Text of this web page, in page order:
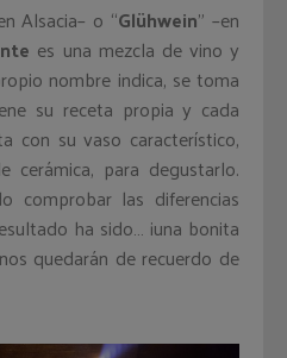
Alsacia– o “Glühwein” –en
es una mezcla de vino y
nombre indica, se toma
su receta propia y cada
con su vaso característico,
para degustarlo.
comprobar las diferencias
ha sido… ¡una bonita
quedarán de recuerdo de